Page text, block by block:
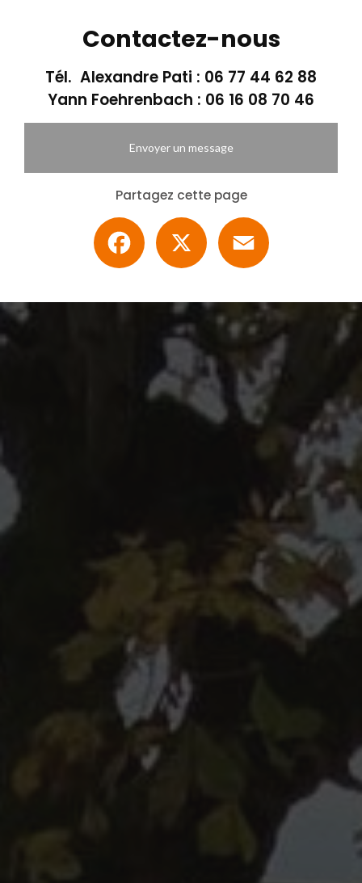
Contactez-nous
Tél. Alexandre Pati : 06 77 44 62 88
Yann Foehrenbach : 06 16 08 70 46
Envoyer un message
Partagez cette page
Facebook